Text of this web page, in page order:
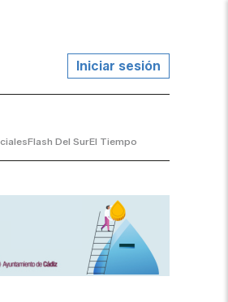
Iniciar sesión
Flash Del SurEl Tiempo